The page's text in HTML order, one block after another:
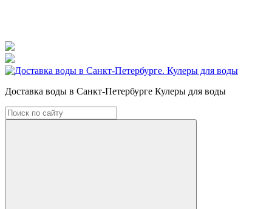
Доставка воды в Санкт-Петербурге Кулеры для воды